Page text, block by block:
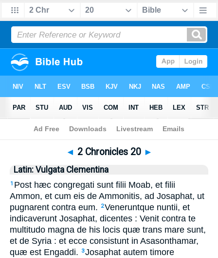
Bible>Latin> 2 Chronicles 20
◄ 2 Chronicles 20 ►
Latin: Vulgata Clementina
1 Post hæc congregati sunt filii Moab, et filii
Ammon, et cum eis de Ammonitis, ad Josaphat, ut
pugnarent contra eum.
2Veneruntque nuntii, et
indicaverunt Josaphat, dicentes : Venit contra te
multitudo magna de his locis quæ trans mare sunt,
et de Syria : et ecce consistunt in Asasonthamar,
quæ est Engaddi.
3Josaphat autem timore